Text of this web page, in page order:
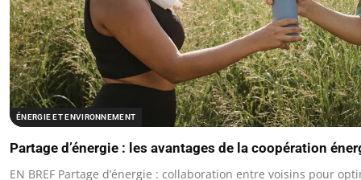
ÉNERGIE ET ENVIRONNEMENT
Partage d’énergie : les avantages de la coopération
EN BREF Partage d’énergie : collaboration entre voisins pour